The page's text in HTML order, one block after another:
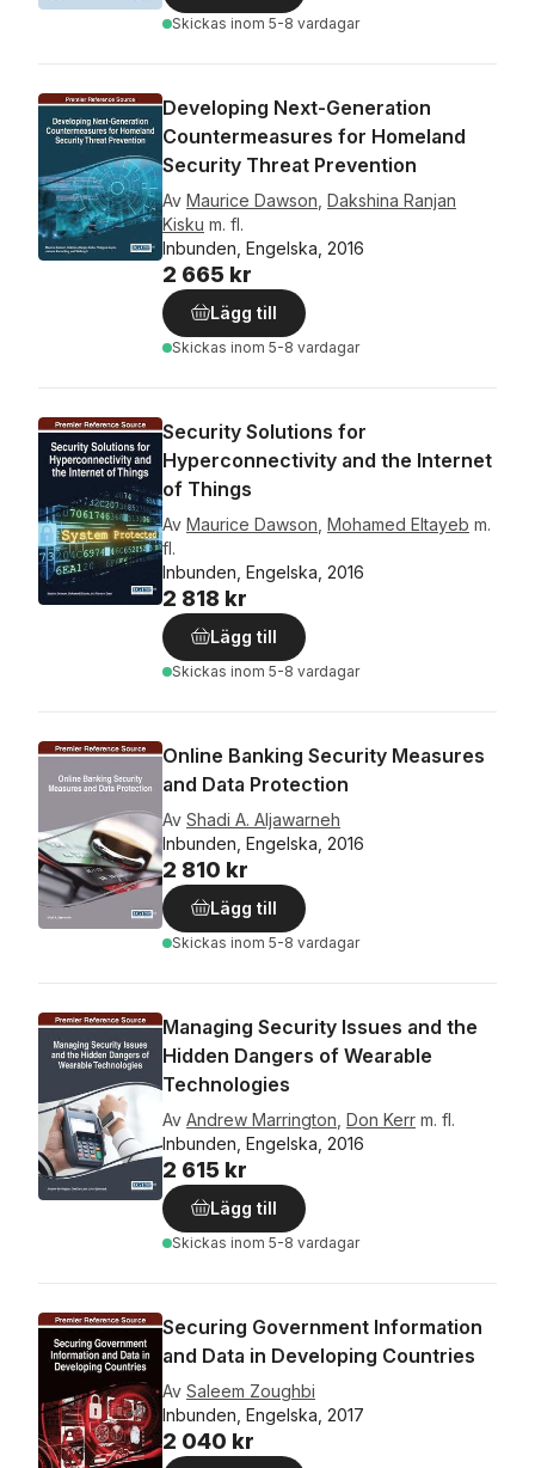
Skickas inom 5-8 vardagar
Developing Next-Generation
Countermeasures for Homeland
Security Threat Prevention
Av Maurice Dawson Dakshina Ranjan
Kisku m. fl.
Inbunden, Engelska, 2016
2 665 kr
Lägg till
Skickas inom 5-8 vardagar
Security Solutions for
Hyperconnectivity and the Internet
of Things
Av Maurice Dawson Mohamed Eltayeb m.
fl.
Inbunden, Engelska, 2016
2 818 kr
Lägg till
Skickas inom 5-8 vardagar
Online Banking Security Measures
and Data Protection
Av Shadi A. Aljawarneh
Inbunden, Engelska, 2016
2 810 kr
Lägg till
Skickas inom 5-8 vardagar
Managing Security Issues and the
Hidden Dangers of Wearable
Technologies
Av Andrew Marrington Don Kerr m. fl.
Inbunden, Engelska, 2016
2 615 kr
Lägg till
Skickas inom 5-8 vardagar
Securing Government Information
and Data in Developing Countries
Av Saleem Zoughbi
Inbunden, Engelska, 2017
2 040 kr